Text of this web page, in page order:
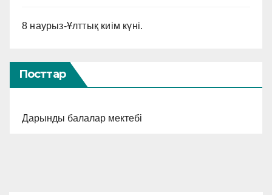
8 наурыз-Ұлттық киім күні.
Посттар
Дарынды балалар мектебі